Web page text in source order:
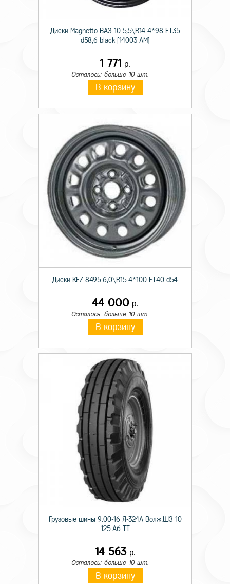
Диски Magnetto ВАЗ-10 5,5\R14 4*98 ET35
d58,6 black [14003 AM]
1 771 р.
Осталось: больше 10 шт.
В корзину
Диски KFZ 8495 6,0\R15 4*100 ET40 d54
44 000 р.
Осталось: больше 10 шт.
В корзину
Грузовые шины 9.00-16 Я-324А Волж.ШЗ 10
125 A6 TT
14 563р.
Осталось: больше 10 шт.
В корзину